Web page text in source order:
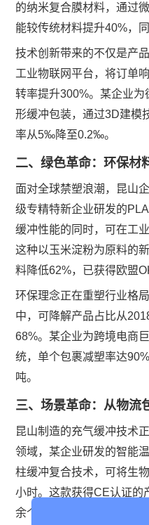
的纳米复合膜材料，通过
能较传统材料提升40%，
技术创新带来的不仅是产
工业物联网平台，将订单
转率提升300%。某企业
形缓冲包装，通过3D建模
率从5‰降至0.2‰。
二、绿色革命：环保材
面对全球禁塑浪潮，昆山
级专精特新企业研发的
缓冲性能的同时，可在工
这种以玉米淀粉为原料的
料降低62%，已获得欧盟
环保理念正在重塑行业格
中，可降解产品占比从
68%。某企业为跨境电商
统，单个包裹减塑率达
吨。
三、场景革命：从物流
昆山制造的充气缓冲技术
领域，某企业研发的智能
柱缓冲复合技术，可将生
小时。这款获得CE认证的
余个"一带一路"国家。